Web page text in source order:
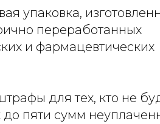
упаковка,
переработанных
и фармацевтических
для тех, кто не
до пяти сумм